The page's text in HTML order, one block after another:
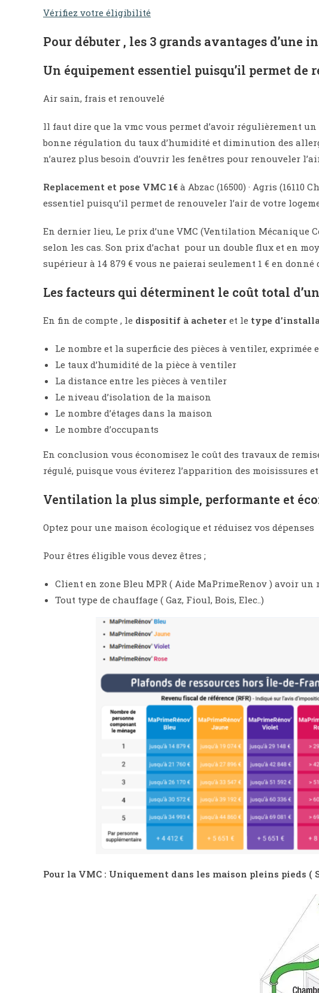
Vérifiez votre éligibilité
Pour débuter , les 3 grands avantages d’une
Un équipement essentiel puisqu’il permet de
Air sain, frais et renouvelé
ll faut dire que la vmc vous permet d’avoir régulièrement
bonne régulation du taux d’humidité et diminution des
n’aurez plus besoin d’ouvrir les fenêtres pour renouveler
Replacement et pose VMC 1€ à Abzac (16500) · Agris
essentiel puisqu’il permet de renouveler l’air de votre
En dernier lieu, Le prix d’une VMC (Ventilation
selon les cas. Son prix d’achat pour un double flux et en
supérieur à 14 879 € vous ne paierai seulement 1 € en
Les facteurs qui déterminent le coût total
En fin de compte , le dispositif à acheter et le type
Le nombre et la superficie des pièces à ventiler, exprimée
Le taux d’humidité de la pièce à ventiler
La distance entre les pièces à ventiler
Le niveau d’isolation de la maison
Le nombre d’étages dans la maison
Le nombre d’occupants
En conclusion vous économisez le coût des travaux de
régulé, puisque vous éviterez l’apparition des moisissures
Ventilation la plus simple, performante et
Optez pour une maison écologique et réduisez vos dépenses
Pour êtres éligible vous devez êtres ;
Client en zone Bleu MPR ( Aide MaPrimeRenov ) avoir un
Tout type de chauffage ( Gaz, Fioul, Bois, Elec..)
Pour la VMC : Uniquement dans les maison pleins pieds (